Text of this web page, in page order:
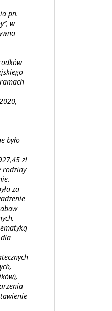
pn.
w
było
zł
rodziny
za